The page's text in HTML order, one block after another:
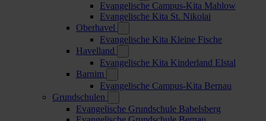
Evangelische Campus-Kita Mahlow
Evangelische Kita St. Nikolai
Oberhavel
Evangelische Kita Kleine Fische
Havelland
Evangelische Kita Kinderland Elstal
Barnim
Evangelische Campus-Kita Bernau
Grundschulen
Evangelische Grundschule Babelsberg